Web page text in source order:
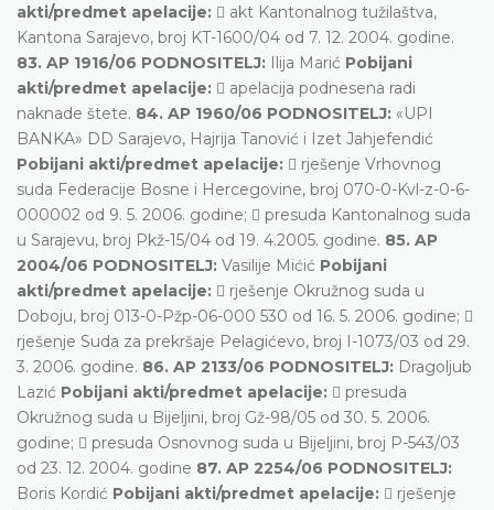
akti/predmet apelacije:  akt Kantonalnog tužilaštva,
Kantona Sarajevo, broj KT-1600/04 od 7. 12. 2004. godine.
83. AP 1916/06 PODNOSITELJ: Ilija Marić Pobijani
akti/predmet apelacije:  apelacija podnesena radi
naknade štete. 84. AP 1960/06 PODNOSITELJ: «UPI
BANKA» DD Sarajevo, Hajrija Tanović i Izet Jahjefendić
Pobijani akti/predmet apelacije:  rješenje Vrhovnog
suda Federacije Bosne i Hercegovine, broj 070-0-Kvl-z-0-6-
000002 od 9. 5. 2006. godine;  presuda Kantonalnog suda
u Sarajevu, broj Pkž-15/04 od 19. 4.2005. godine. 85. AP
2004/06 PODNOSITELJ: Vasilije Mićić Pobijani
akti/predmet apelacije:  rješenje Okružnog suda u
Doboju, broj 013-0-Pžp-06-000 530 od 16. 5. 2006. godine; 
rješenje Suda za prekršaje Pelagićevo, broj I-1073/03 od 29.
3. 2006. godine. 86. AP 2133/06 PODNOSITELJ: Dragoljub
Lazić Pobijani akti/predmet apelacije:  presuda
Okružnog suda u Bijeljini, broj Gž-98/05 od 30. 5. 2006.
godine;  presuda Osnovnog suda u Bijeljini, broj P-543/03
od 23. 12. 2004. godine 87. AP 2254/06 PODNOSITELJ:
Boris Kordić Pobijani akti/predmet apelacije:  rješenje